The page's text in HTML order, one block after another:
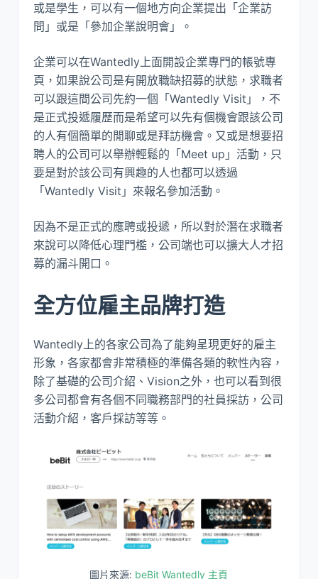
或是學生，可以有一個地方向企業提出「企業訪
問」或是「參加企業說明會」。
企業可以在Wantedly上面開設企業專門的帳號專
頁，如果說公司是有開放職缺招募的狀態，求職者
可以跟這間公司先約一個「Wantedly Visit」，不
是正式投遞履歷而是希望可以先有個機會跟該公司
的人有個簡單的閒聊或是拜訪機會。又或是想要招
聘人的公司可以舉辦輕鬆的「Meet up」活動，只
要是對於該公司有興趣的人也都可以透過
「Wantedly Visit」來報名參加活動。
因為不是正式的應聘或投遞，所以對於潛在求職者
來說可以降低心理門檻，公司端也可以擴大人才招
募的漏斗開口。
全方位雇主品牌打造
Wantedly上的各家公司為了能夠呈現更好的雇主
形象，各家都會非常積極的準備各類的軟性內容，
除了基礎的公司介紹、Vision之外，也可以看到很
多公司都會有各個不同職務部門的社員採訪，公司
活動介紹，客戶採訪等等。
圖片來源: beBit Wantedly 主頁